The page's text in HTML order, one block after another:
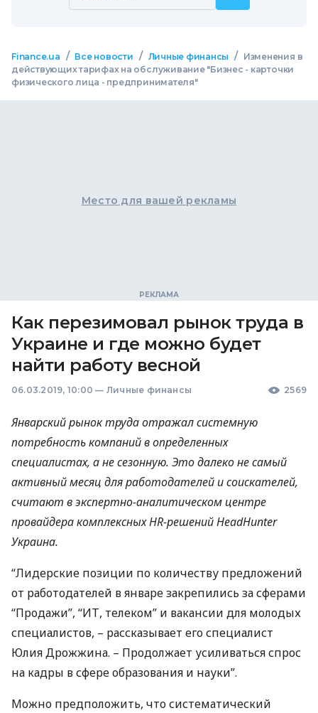
Finance.ua / Все новости / Личные финансы /
Изменения в
действующих тарифах на обслуживание "Бизнес - карточки
физического лица - предпринимателя"
Место для вашей рекламы
Как перезимовал рынок труда в
Украине и где можно будет
найти работу весной
06.03.2019, 10:00 — Личные финансы 2569
Январский рынок труда отражал системную
потребность компаний в определенных
специалистах, а не сезонную. Это далеко не самый
активный месяц для работодателей и соискателей,
считают в экспертно-аналитическом центре
провайдера комплексных HR-решений HeadHunter
Украина.
“Лидерские позиции по количеству предложений
от работодателей в январе закрепились за сферами
“Продажи”, “ИТ, телеком” и вакансии для молодых
специалистов, – рассказывает его специалист
Юлия Дрожжина. – Продолжает усиливаться спрос
на кадры в сфере образования и науки”.
Можно предположить, что систематический